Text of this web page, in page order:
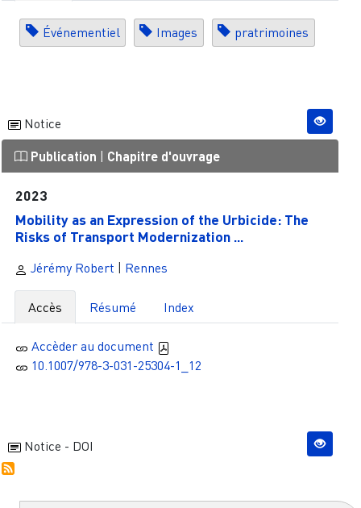
Événementiel Images pratrimoines
Notice
Publication Chapitre d'ouvrage
2023
Mobility as an Expression of the Urbicide: The
Risks of Transport Modernization ...
Jérémy Robert Rennes
Accès Résumé Index
Accèder au document
10.1007/978-3-031-25304-1_12
Notice - DOI